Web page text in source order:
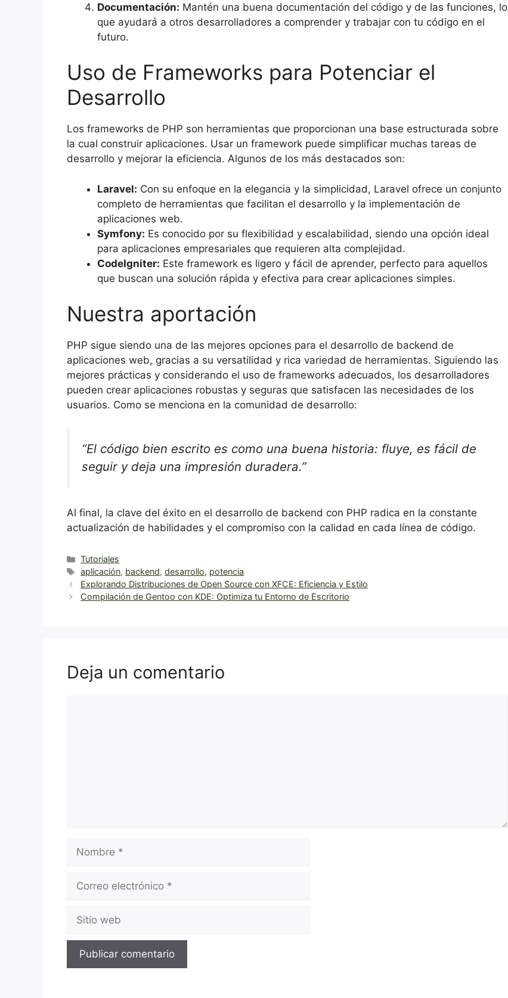
Documentación: Mantén una buena documentación del código y de las funciones, lo
que ayudará a otros desarrolladores a comprender y trabajar con tu código en el
futuro.
Uso de Frameworks para Potenciar el
Desarrollo
Los frameworks de PHP son herramientas que proporcionan una base estructurada sobre
la cual construir aplicaciones. Usar un framework puede simplificar muchas tareas de
desarrollo y mejorar la eficiencia. Algunos de los más destacados son:
Laravel: Con su enfoque en la elegancia y la simplicidad, Laravel ofrece un conjunto
completo de herramientas que facilitan el desarrollo y la implementación de
aplicaciones web.
Symfony: Es conocido por su flexibilidad y escalabilidad, siendo una opción ideal
para aplicaciones empresariales que requieren alta complejidad.
CodeIgniter: Este framework es ligero y fácil de aprender, perfecto para aquellos
que buscan una solución rápida y efectiva para crear aplicaciones simples.
Nuestra aportación
PHP sigue siendo una de las mejores opciones para el desarrollo de backend de
aplicaciones web, gracias a su versatilidad y rica variedad de herramientas. Siguiendo las
mejores prácticas y considerando el uso de frameworks adecuados, los desarrolladores
pueden crear aplicaciones robustas y seguras que satisfacen las necesidades de los
usuarios. Como se menciona en la comunidad de desarrollo:
“El código bien escrito es como una buena historia: fluye, es fácil de
seguir y deja una impresión duradera.”
Al final, la clave del éxito en el desarrollo de backend con PHP radica en la constante
actualización de habilidades y el compromiso con la calidad en cada línea de código.
Categorías
Tutoriales
Etiquetas
aplicación, backend,desarrollo, potencia
Explorando Distribuciones de Open Source con XFCE: Eficiencia y Estilo
Compilación de Gentoo con KDE: Optimiza tu Entorno de Escritorio
Deja un comentario
Nombre
Correo
Sitio
web